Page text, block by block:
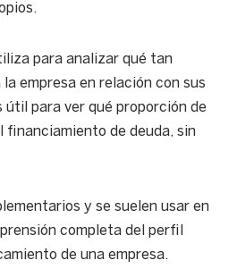
para analizar qué tan
empresa en relación con sus
para ver qué proporción de
financiamiento de deuda, sin
y se suelen usar en
completa del perfil
de una empresa.